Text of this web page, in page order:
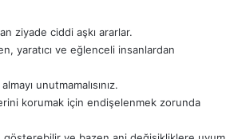
ziyade ciddi aşkı ararlar.
yaratıcı ve eğlenceli insanlardan
unutmamalısınız.
korumak için endişelenmek zorunda